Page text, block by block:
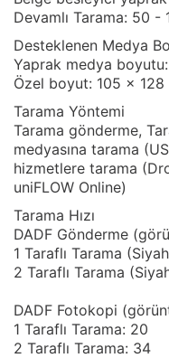
Devamlı Tarama: 50 -
Desteklenen Medya
Yaprak medya
Özel boyut: 105 x
Tarama Yöntemi
Tarama gönderme,
medyasına tarama
hizmetlere tarama
uniFLOW Online)
Tarama Hızı
DADF Gönderme
1 Taraflı Tarama
2 Taraflı Tarama
DADF Fotokopi
1 Taraflı Tarama: 20
2 Taraflı Tarama: 34